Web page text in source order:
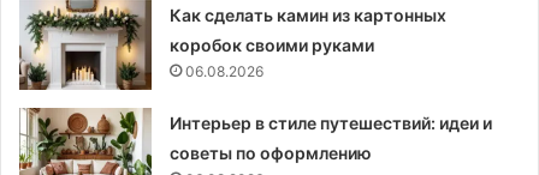
Как сделать камин из картонных
коробок своими руками
06.08.2026
Интерьер в стиле путешествий: идеи и
советы по оформлению